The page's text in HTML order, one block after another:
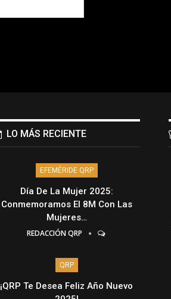
LO MÁS RECIENTE
EFEMÉRIDE QRP
Día De La Mujer 2025:
Conmemoramos El 8M Con Las
Mujeres…
REDACCIÓN QRP
QRP
¡QRP Te Desea Feliz Año Nuevo